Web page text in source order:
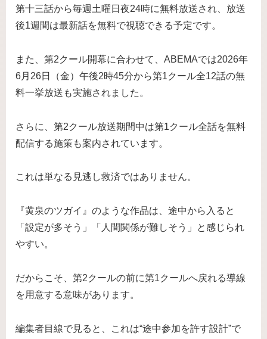
第十三話から毎週土曜日夜24時に無料放送され、放送
後1週間は最新話を無料で視聴できる予定です。
また、第2クール開幕に合わせて、ABEMAでは2026年
6月26日（金）午後2時45分から第1クール全12話の無
料一挙放送も実施されました。
さらに、第2クール放送期間中は第1クール全話を無料
配信する施策も案内されています。
これは単なる見逃し救済ではありません。
『黄泉のツガイ』のような作品は、途中から入ると
「設定が多そう」「人間関係が難しそう」と感じられ
やすい。
だからこそ、第2クールの前に第1クールへ戻れる導線
を用意する意味があります。
編集者目線で見ると、これは“途中参加を許す設計”で